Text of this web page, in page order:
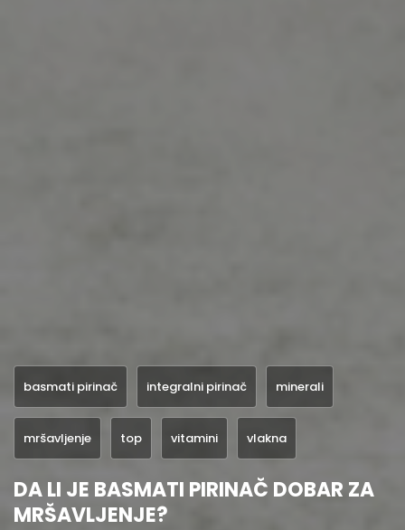
basmati pirinač integralni pirinač minerali
mršavljenje top vitamini vlakna
DA LI JE BASMATI PIRINAČ DOBAR ZA
MRŠAVLJENJE?